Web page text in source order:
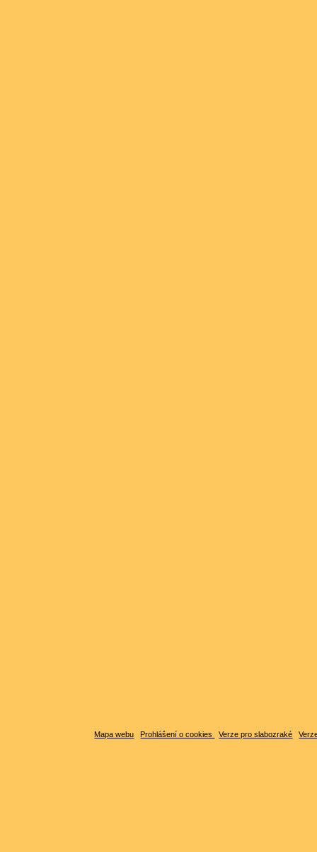
Mapa webu Prohlášení o cookies Verze pro slabozraké